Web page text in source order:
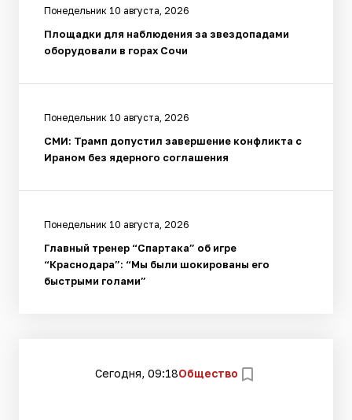
Понедельник 10 августа, 2026
Площадки для наблюдения за звездопадами
оборудовали в горах Сочи
Понедельник 10 августа, 2026
СМИ: Трамп допустил завершение конфликта с
Ираном без ядерного соглашения
Понедельник 10 августа, 2026
Главный тренер “Спартака” об игре
“Краснодара”: “Мы были шокированы его
быстрыми голами”
Сегодня, 09:18Общество